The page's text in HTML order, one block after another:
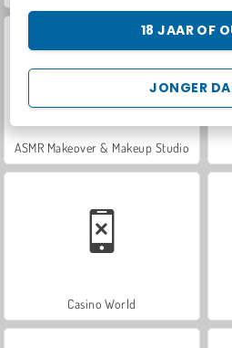
JONGER
18 JAAR OF
ASMR Makeover & Makeup Studio
Casino World